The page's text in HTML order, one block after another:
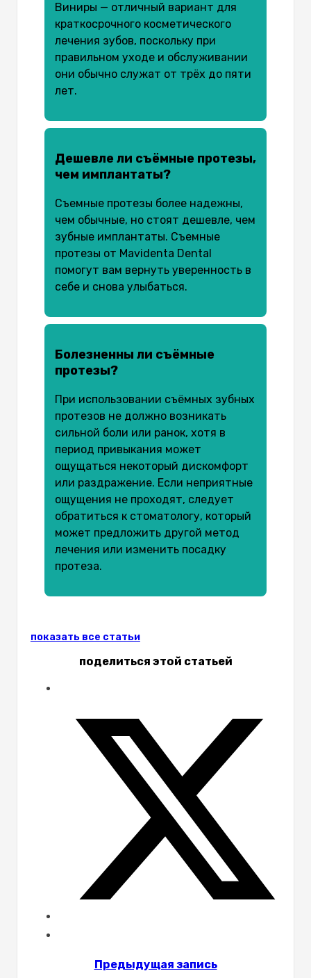
Виниры — отличный вариант для
краткосрочного косметического
лечения зубов, поскольку при
правильном уходе и обслуживании
они обычно служат от трёх до пяти
лет.
Дешевле ли съёмные протезы,
чем имплантаты?
Съемные протезы более надежны,
чем обычные, но стоят дешевле, чем
зубные имплантаты. Съемные
протезы от Mavidenta Dental
помогут вам вернуть уверенность в
себе и снова улыбаться.
Болезненны ли съёмные
протезы?
При использовании съёмных зубных
протезов не должно возникать
сильной боли или ранок, хотя в
период привыкания может
ощущаться некоторый дискомфорт
или раздражение. Если неприятные
ощущения не проходят, следует
обратиться к стоматологу, который
может предложить другой метод
лечения или изменить посадку
протеза.
показать все статьи
поделиться этой статьей
Предыдущая запись